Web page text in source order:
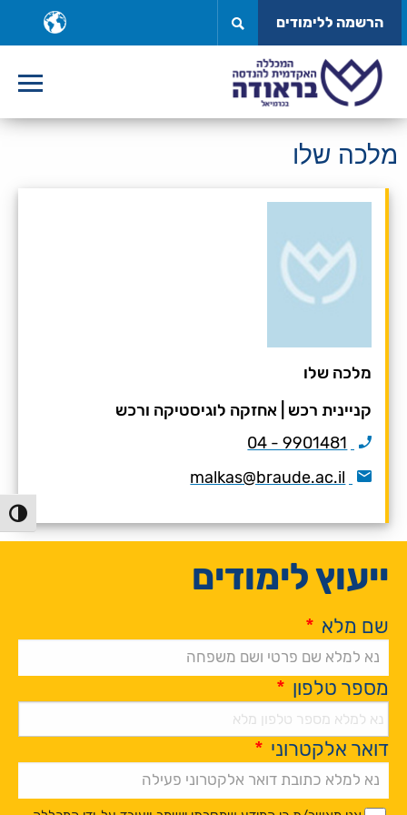
לתוכן
הרשמה ללימודים
מלכה שלו
מלכה שלו
קניינית רכש
אחזקה לוגיסטיקה ורכש
‎04 - 9901481‏
malkas@braude.ac.il
ייעוץ לימודים
שם מלא *
מספר טלפון *
דואר אלקטרוני *
*
*
Alternative: